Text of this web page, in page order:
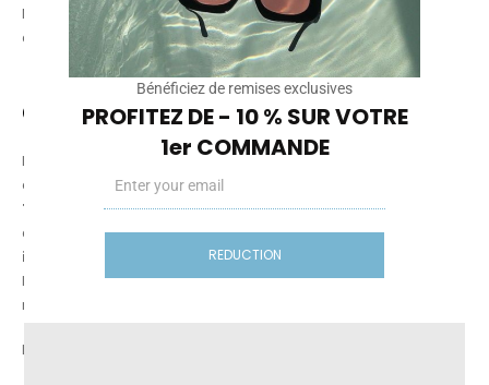
Non. La sensibilité varie (fatigue, stress, migraines, yeux secs, qualité
du sommeil, environnement).
Conclusion
Les
écrans :
le soleil, lesLED, lesordinateurs
TV
néonset l’éclairage urbain participent tous à l’exposition. Ce
qui compte vraiment, c’estquand(surtout le soir),à quelle
intensité
à quelle distance. Pour être plus confortable : baisse
la luminosité, évite l’écran dans le noir, limite les reflets, et si tu es
multi-écrans, une paire adaptée peut simplifier ton quotidien.
Liens utiles (maillage interne) :
Bénéficiez de remises exclusives
PROFITEZ DE - 10 % SUR VOTRE
1er COMMANDE
REDUCTION